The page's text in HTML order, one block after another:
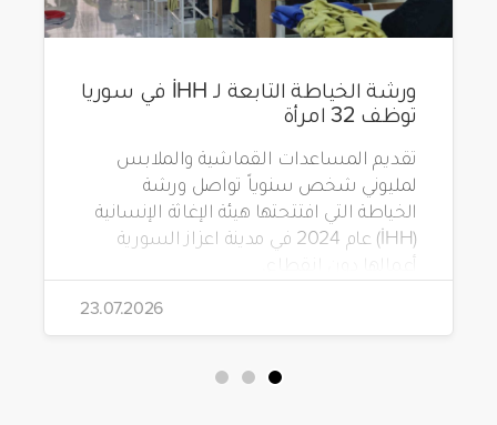
ورشة الخياطة التابعة لـ İHH في سوريا
توظف 32 امرأة
تقديم المساعدات القماشية والملابس
لمليوني شخص سنوياً تواصل ورشة
الخياطة التي افتتحتها هيئة الإغاثة الإنسانية
(İHH) عام 2024 في مدينة اعزاز السورية
أعمالها دون انقطاع.
23.07.2026